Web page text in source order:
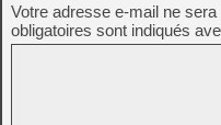
Votre adresse e-mail ne sera
obligatoires sont indiqués